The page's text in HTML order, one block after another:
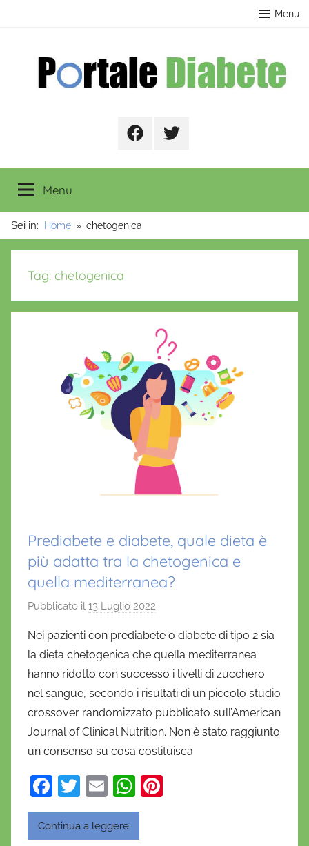
Menu
FacebookTwitter
Menu
Sei in: Home chetogenica
Tag: chetogenica
Prediabete e diabete, quale dieta è
più adatta tra la chetogenica e
quella mediterranea?
Pubblicato il 13 Luglio 2022
D
a
n
i
e
l
a
'
Nei pazienti con prediabete o diabete di tipo 2 sia
la dieta chetogenica che quella mediterranea
hanno ridotto con successo i livelli di zucchero
nel sangue, secondo i risultati di un piccolo studio
crossover randomizzato pubblicato sull’American
Journal of Clinical Nutrition. Non è stato raggiunto
un consenso su cosa costituisca
F
a
c
T
w
itt
E
m
ai
W
h
Continua a leggere